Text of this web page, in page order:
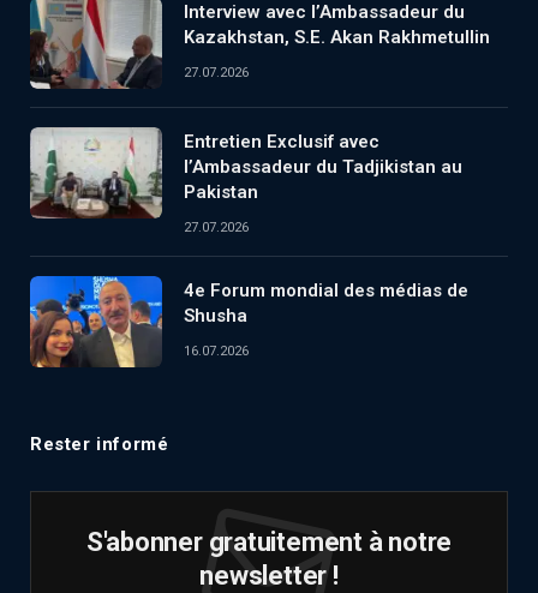
Interview avec l’Ambassadeur du
Kazakhstan, S.E. Akan Rakhmetullin
27.07.2026
Entretien Exclusif avec
l’Ambassadeur du Tadjikistan au
Pakistan
27.07.2026
4e Forum mondial des médias de
Shusha
16.07.2026
Rester informé
S'abonner gratuitement à notre
newsletter !